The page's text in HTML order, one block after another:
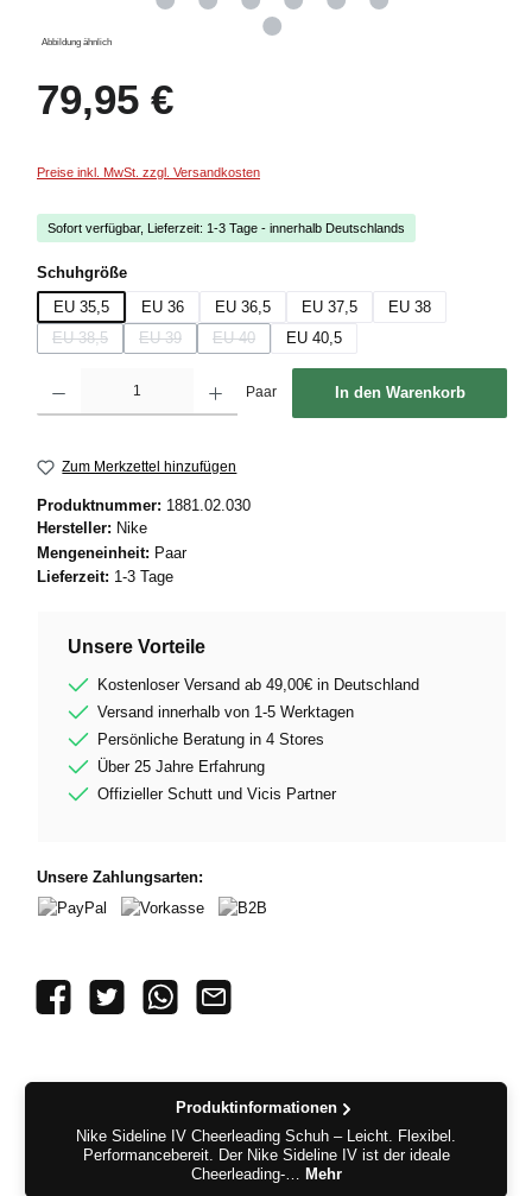
Abbildung ähnlich
79,95 €
Preise inkl. MwSt. zzgl. Versandkosten
Sofort verfügbar, Lieferzeit: 1-3 Tage - innerhalb Deutschlands
Schuhgrößeauswählen
EU 35,5
EU 36 EU 36,5 EU 37,5
EU 38
EU 38,5
(Diese Option ist zurzeit nicht verfügbar.)
EU 39
(Diese Option ist zurzeit nicht verfügbar.)
EU 40
(Diese Option ist zurzeit nicht verfügbar.)
EU 40,5
Paar In den Warenkorb
Zum Merkzettel hinzufügen
Produktnummer: 1881.02.030
Hersteller: Nike
Mengeneinheit: Paar
Lieferzeit: 1-3 Tage
Unsere Vorteile
Kostenloser Versand ab 49,00€ in Deutschland
Versand innerhalb von 1-5 Werktagen
Persönliche Beratung in 4 Stores
Über 25 Jahre Erfahrung
Offizieller Schutt und Vicis Partner
Unsere Zahlungsarten:
Produktinformationen
Nike Sideline IV Cheerleading Schuh – Leicht. Flexibel.
Performancebereit. Der Nike Sideline IV ist der ideale
Cheerleading-… Mehr